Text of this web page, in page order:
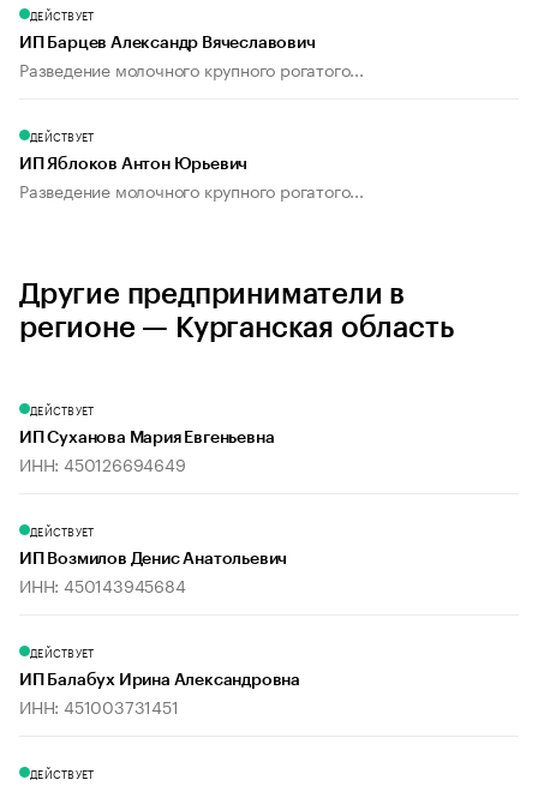
ДЕЙСТВУЕТ
ИП Барцев Александр Вячеславович
Разведение молочного крупного рогатого...
ДЕЙСТВУЕТ
ИП Яблоков Антон Юрьевич
Разведение молочного крупного рогатого...
Другие предприниматели в
регионе — Курганская область
ДЕЙСТВУЕТ
ИП Суханова Мария Евгеньевна
ИНН: 450126694649
ДЕЙСТВУЕТ
ИП Возмилов Денис Анатольевич
ИНН: 450143945684
ДЕЙСТВУЕТ
ИП Балабух Ирина Александровна
ИНН: 451003731451
ДЕЙСТВУЕТ